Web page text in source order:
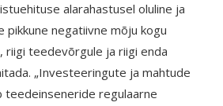
alarahastusel oluline ja
negatiivne mõju kogu
riigi teedevõrgule ja riigi enda
„Investeeringute ja mahtude
teedeinseneride regulaarne